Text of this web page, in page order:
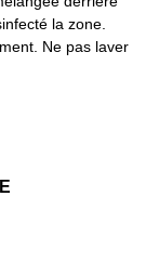
la zone.
Ne pas laver